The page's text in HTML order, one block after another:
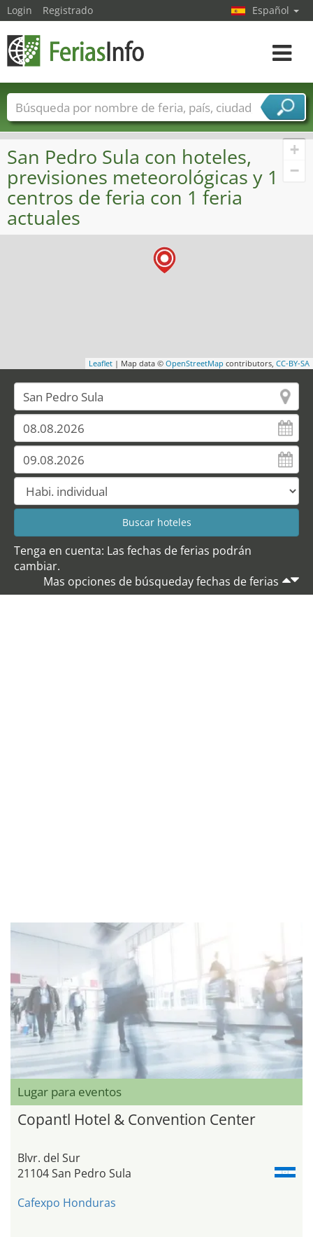
+
−
Leaflet | Map data © OpenStreetMap contributors, CC-BY-SA
San Pedro Sula con hoteles,
previsiones meteorológicas y 1
centros de feria con 1 feria
actuales
Tenga en cuenta: Las fechas de ferias podrán
cambiar.
Mas opciones de búsqueday fechas de ferias
Lugar para eventos
Copantl Hotel & Convention Center
Blvr. del Sur
21104 San Pedro Sula
Cafexpo Honduras
Login Registrado Español
toggle
Nombres de ferias Países
Ciudades
Sectores de ferias
Sectores de proveedor de servicios